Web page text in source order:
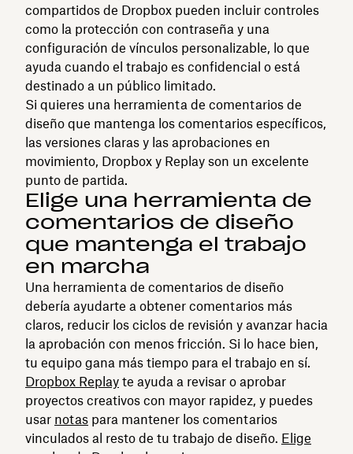
compartidos de Dropbox pueden incluir controles
como la protección con contraseña y una
configuración de vínculos personalizable, lo que
ayuda cuando el trabajo es confidencial o está
destinado a un público limitado.
Si quieres una herramienta de comentarios de
diseño que mantenga los comentarios específicos,
las versiones claras y las aprobaciones en
movimiento, Dropbox y Replay son un excelente
punto de partida.
Elige una herramienta de
comentarios de diseño
que mantenga el trabajo
en marcha
Una herramienta de comentarios de diseño
debería ayudarte a obtener comentarios más
claros, reducir los ciclos de revisión y avanzar hacia
la aprobación con menos fricción. Si lo hace bien,
tu equipo gana más tiempo para el trabajo en sí.
Dropbox Replay te ayuda a revisar o aprobar
proyectos creativos con mayor rapidez, y puedes
usar notas para mantener los comentarios
vinculados al resto de tu trabajo de diseño. Elige